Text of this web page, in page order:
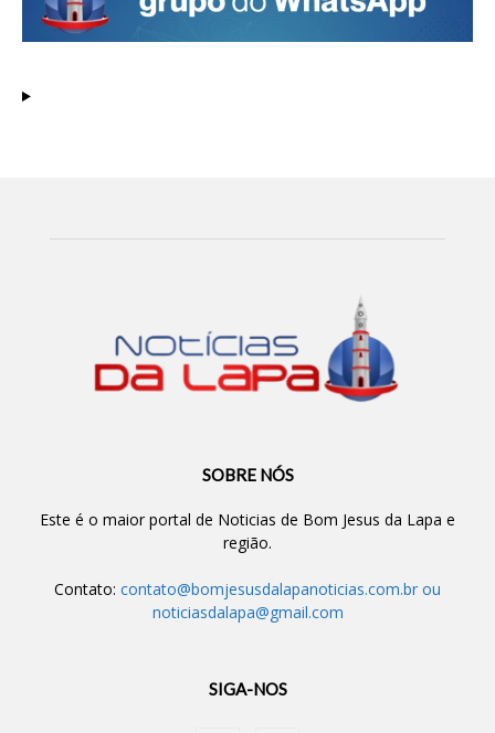
SOBRE NÓS
Este é o maior portal de Noticias de Bom Jesus da Lapa e
região.
Contato: contato@bomjesusdalapanoticias.com.br ou
noticiasdalapa@gmail.com
SIGA-NOS